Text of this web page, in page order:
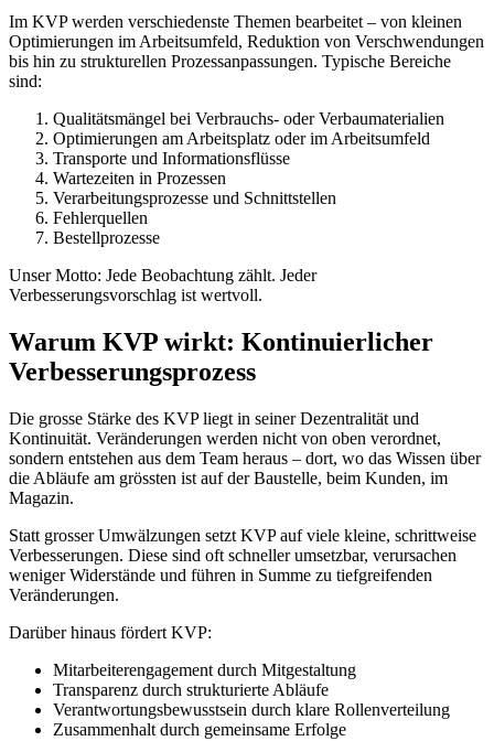
Im KVP werden verschiedenste Themen bearbeitet – von kleinen
Optimierungen im Arbeitsumfeld, Reduktion von Verschwendungen
bis hin zu strukturellen Prozessanpassungen. Typische Bereiche
sind:
Qualitätsmängel bei Verbrauchs- oder Verbaumaterialien
Optimierungen am Arbeitsplatz oder im Arbeitsumfeld
Transporte und Informationsflüsse
Wartezeiten in Prozessen
Verarbeitungsprozesse und Schnittstellen
Fehlerquellen
Bestellprozesse
Unser Motto: Jede Beobachtung zählt. Jeder
Verbesserungsvorschlag ist wertvoll.
Warum KVP wirkt: Kontinuierlicher
Verbesserungsprozess
Die grosse Stärke des KVP liegt in seiner Dezentralität und
Kontinuität. Veränderungen werden nicht von oben verordnet,
sondern entstehen aus dem Team heraus – dort, wo das Wissen über
die Abläufe am grössten ist auf der Baustelle, beim Kunden, im
Magazin.
Statt grosser Umwälzungen setzt KVP auf viele kleine, schrittweise
Verbesserungen. Diese sind oft schneller umsetzbar, verursachen
weniger Widerstände und führen in Summe zu tiefgreifenden
Veränderungen.
Darüber hinaus fördert KVP:
Mitarbeiterengagement durch Mitgestaltung
Transparenz durch strukturierte Abläufe
Verantwortungsbewusstsein durch klare Rollenverteilung
Zusammenhalt durch gemeinsame Erfolge